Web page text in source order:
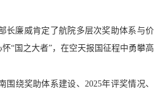
长廉威肯定了航院多层次奖助体系与价
“国之大者”，在空天报国征程中勇攀高
围绕奖助体系建设、2025年评奖情况、